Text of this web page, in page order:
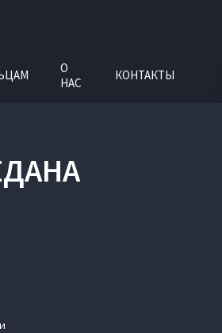
О
НАС
КОНТАКТЫ